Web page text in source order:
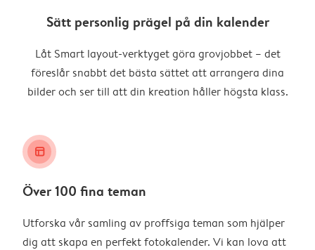
Sätt personlig prägel på din kalender
Låt Smart layout-verktyget göra grovjobbet – det
föreslår snabbt det bästa sättet att arrangera dina
bilder och ser till att din kreation håller högsta klass.
layout_alt
Över 100 fina teman
Utforska vår samling av proffsiga teman som hjälper
dig att skapa en perfekt fotokalender. Vi kan lova att